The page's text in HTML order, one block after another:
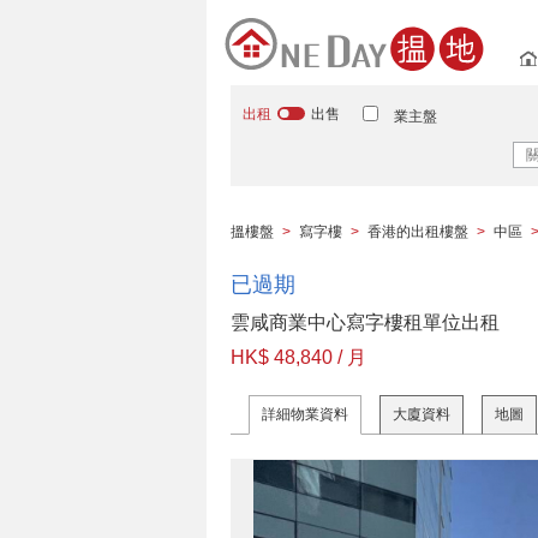
出租 出售 業主盤
搵樓盤 > 寫字樓 > 香港的出租樓盤 > 中區 >
已過期
雲咸商業中心寫字樓租單位出租
HK$ 48,840 / 月
詳細物業資料 大廈資料 地圖